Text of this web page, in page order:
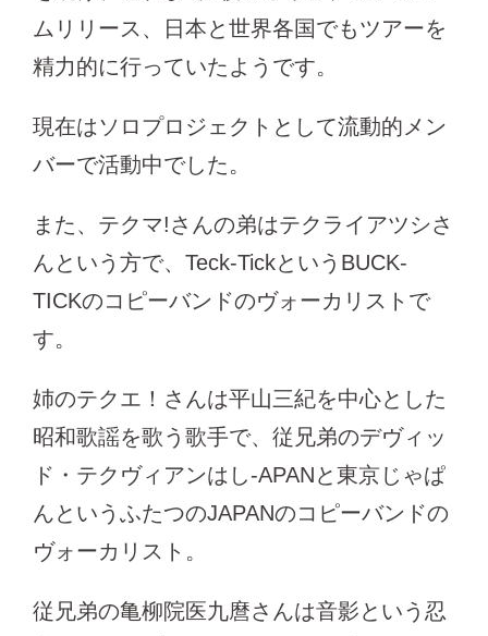
ムリリース、日本と世界各国でもツアーを
精力的に行っていたようです。
現在はソロプロジェクトとして流動的メン
バーで活動中でした。
また、テクマ!さんの弟はテクライアツシさ
んという方で、Teck-TickというBUCK-
TICKのコピーバンドのヴォーカリストで
す。
姉のテクエ！さんは平山三紀を中心とした
昭和歌謡を歌う歌手で、従兄弟のデヴィッ
ド・テクヴィアンはし-APANと東京じゃぱ
んというふたつのJAPANのコピーバンドの
ヴォーカリスト。
従兄弟の亀柳院医九麿さんは音影という忍